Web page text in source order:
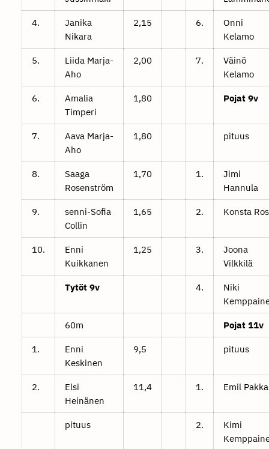
4.
Janika
Nikara
2,15 6.
Onni
Kelamo
5.
Liida Marja-
Aho
2,00 7.
Väinö
Kelamo
6.
Amalia
Timperi
1,80 Pojat 9v
7.
Aava Marja-
Aho
1,80 pituus
8.
Saaga
Rosenström
1,70 1.
Jimi
Hannula
9.
senni-Sofia
Collin
1,65 2. Konsta
10.
Enni
Kuikkanen
1,25 3.
Joona
Vilkkilä
Tytöt 9v 4.
Niki
60m Pojat 11v
1.
Enni
Keskinen
9,5 pituus
2.
Elsi
Heinänen
11,4 1. Emil
pituus 2.
Kimi